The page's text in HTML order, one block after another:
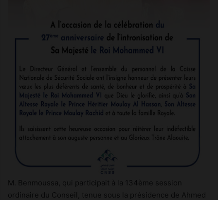
M. Benmoussa, qui participait à la 134ème session
ordinaire du Conseil, tenue sous la présidence de Ahmed